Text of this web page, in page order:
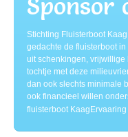
Sponsor
Stichting Fluisterboot
gedachte de fluisterboot
uit schenkingen, vrijwillige
tochtje met deze
dan ook slechts minimale
ook financieel willen
fluisterboot